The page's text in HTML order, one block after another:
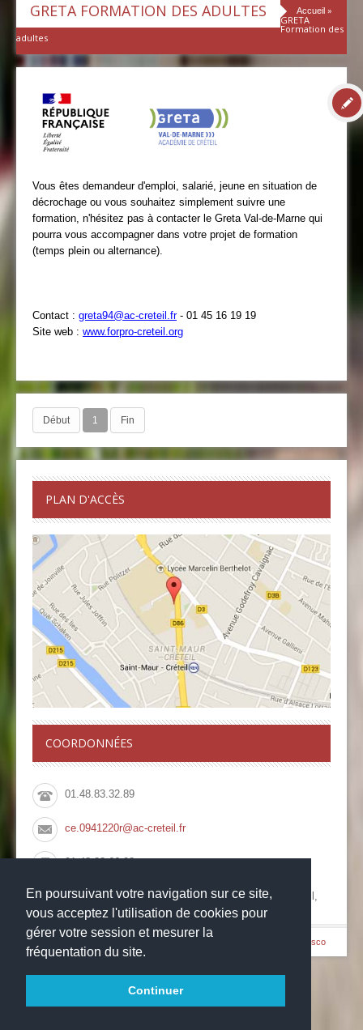
En poursuivant votre navigation sur ce site,
vous acceptez l'utilisation de cookies pour
gérer votre session et mesurer la
fréquentation du site.
Continuer
GRETA FORMATION DES ADULTES Accueil »
GRETA
Formation des
adultes
Vous êtes demandeur d'emploi, salarié, jeune en situation de
décrochage ou vous souhaitez simplement suivre une
formation, n'hésitez pas à contacter le Greta Val-de-Marne qui
pourra vous accompagner dans votre projet de formation
(temps plein ou alternance).
Contact : greta94@ac-creteil.fr- 01 45 16 19 19
Site web : www.forpro-creteil.org
Début 1 Fin
PLAN D'ACCÈS
COORDONNÉES
01.48.83.32.89
ce.0941220r@ac-creteil.fr
01.48.83.66.08
Collège François Rabelais, 10 Rue du Pont de Créteil,
94100 Saint Maur des Fossés
Websco